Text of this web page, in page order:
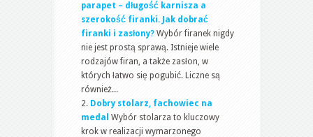
parapet – długość karnisza a
szerokość firanki. Jak dobrać
firanki i zasłony? Wybór firanek nigdy
nie jest prostą sprawą. Istnieje wiele
rodzajów firan, a także zasłon, w
których łatwo się pogubić. Liczne są
również...
Dobry stolarz, fachowiec na
medal Wybór stolarza to kluczowy
krok w realizacji wymarzonego